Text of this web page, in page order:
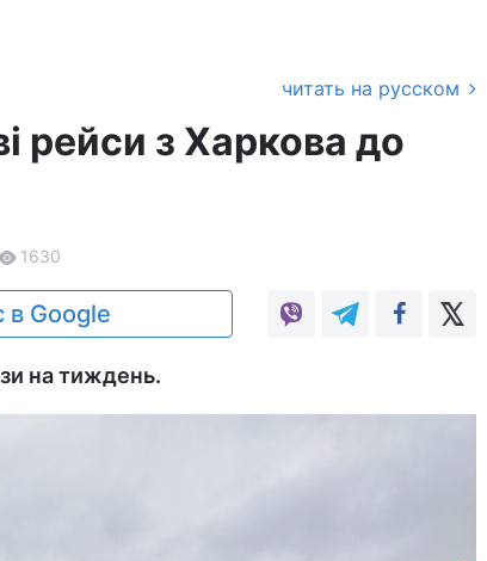
читать на русском
рейси з Харкова до
1630
в Google
на тиждень.